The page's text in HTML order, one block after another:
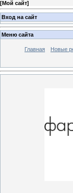
[Мой сайт]
Вход на сайт
Меню сайта
Главная Новые